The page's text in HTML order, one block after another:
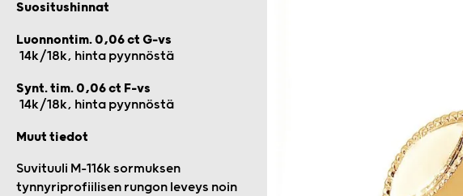
Suositushinnat
Luonnontim. 0,06 ct G-vs
14k/18k, hinta pyynnöstä
Synt. tim. 0,06 ct F-vs
14k/18k, hinta pyynnöstä
Muut tiedot
Suvituuli M-116k sormuksen
tynnyriprofiilisen rungon leveys noin